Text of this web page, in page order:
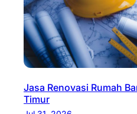
Jasa Renovasi Rumah
Timur